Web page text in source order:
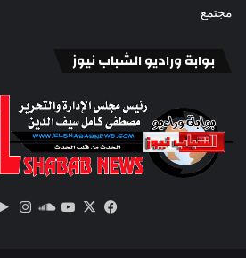
مجتمع
بوابة وراديو الشباب نيوز
فيسبوك
‫X
‫YouTube
ساوند